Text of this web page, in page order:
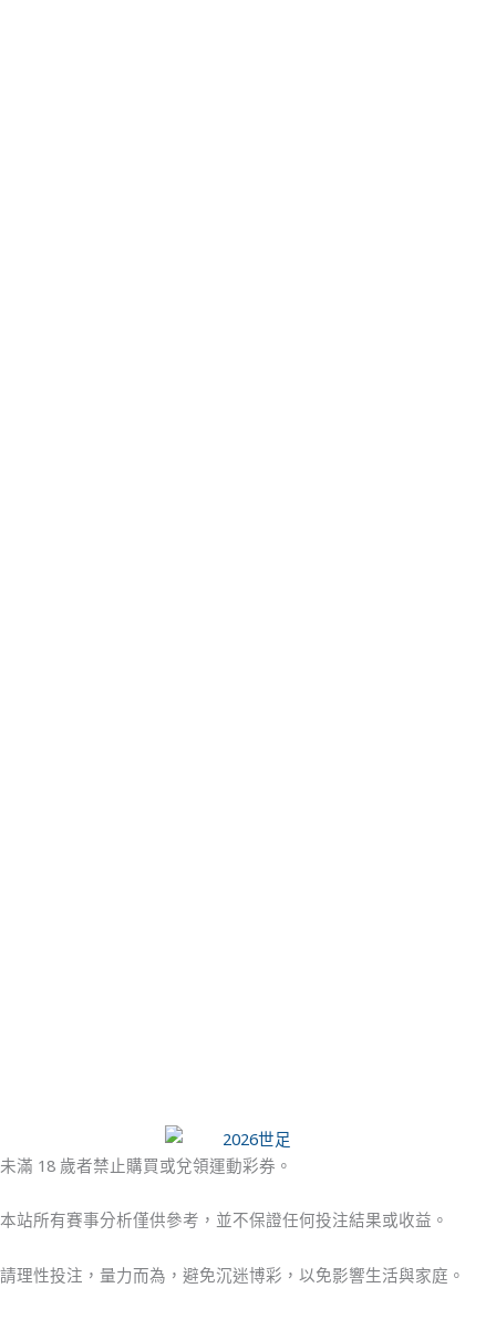
未滿 18 歲者禁止購買或兌領運動彩券。
本站所有賽事分析僅供參考，並不保證任何投注結果或收益。
請理性投注，量力而為，避免沉迷博彩，以免影響生活與家庭。